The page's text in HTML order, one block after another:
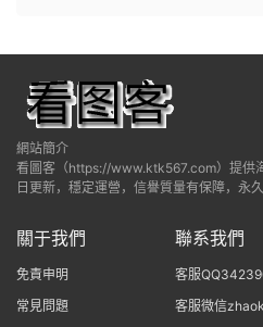
網站簡介
看圖客（https://www.ktk567.com）提供
日更新，穩定運營，信譽質量有保障，永
關于我們
免責申明
常見問題
聯系我們
客服
客服微信